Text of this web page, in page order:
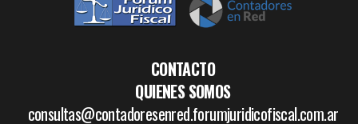
CONTACTO
QUIENES SOMOS
consultas@contadoresenred.forumjuridicofiscal.com.ar